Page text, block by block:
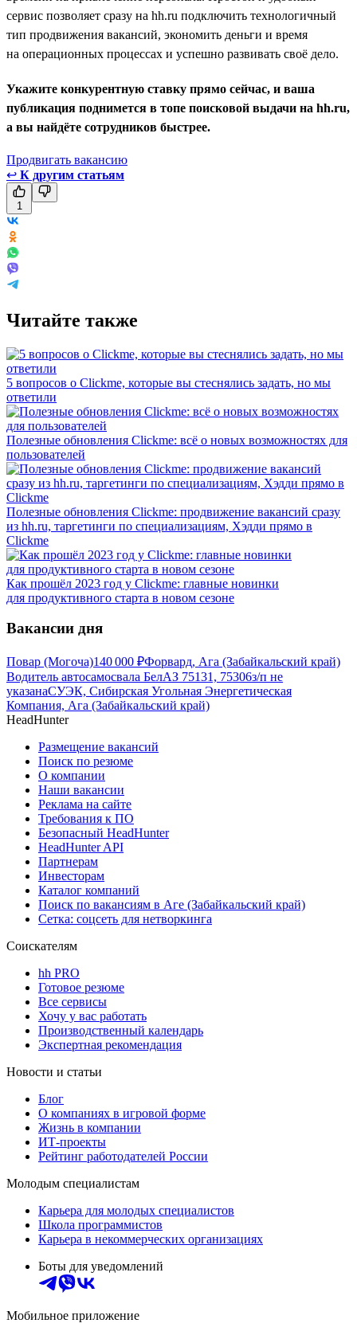
сервис позволяет сразу на hh.ru подключить технологичный
тип продвижения вакансий, экономить деньги и время
на операционных процессах и успешно развивать своё дело.
Укажите конкурентную ставку прямо сейчас, и ваша
публикация поднимется в топе поисковой выдачи на hh.ru,
а вы найдёте сотрудников быстрее.
Продвигать вакансию
↩ К другим статьям
1
Читайте также
5 вопросов о Clickme, которые вы стеснялись задать, но мы
ответили
Полезные обновления Clickme: всё о новых возможностях для
пользователей
Полезные обновления Clickme: продвижение вакансий сразу
из hh.ru, таргетинги по специализациям, Хэдди прямо в
Clickme
Как прошёл 2023 год у Clickme: главные новинки
для продуктивного старта в новом сезоне
Вакансии дня
Повар (Могоча)140 000 ₽Форвард, Ага (Забайкальский край)
Водитель автосамосвала БелАЗ 75131, 75306з/п не
указанаСУЭК, Сибирская Угольная Энергетическая
Компания, Ага (Забайкальский край)
HeadHunter
Размещение вакансий
Поиск по резюме
О компании
Наши вакансии
Реклама на сайте
Требования к ПО
Безопасный HeadHunter
HeadHunter API
Партнерам
Инвесторам
Каталог компаний
Поиск по вакансиям в Аге (Забайкальский край)
Сетка: соцсеть для нетворкинга
Соискателям
hh PRO
Готовое резюме
Все сервисы
Хочу у вас работать
Производственный календарь
Экспертная рекомендация
Новости и статьи
Блог
О компаниях в игровой форме
Жизнь в компании
ИТ-проекты
Рейтинг работодателей России
Молодым специалистам
Карьера для молодых специалистов
Школа программистов
Карьера в некоммерческих организациях
Боты для уведомлений
Мобильное приложение